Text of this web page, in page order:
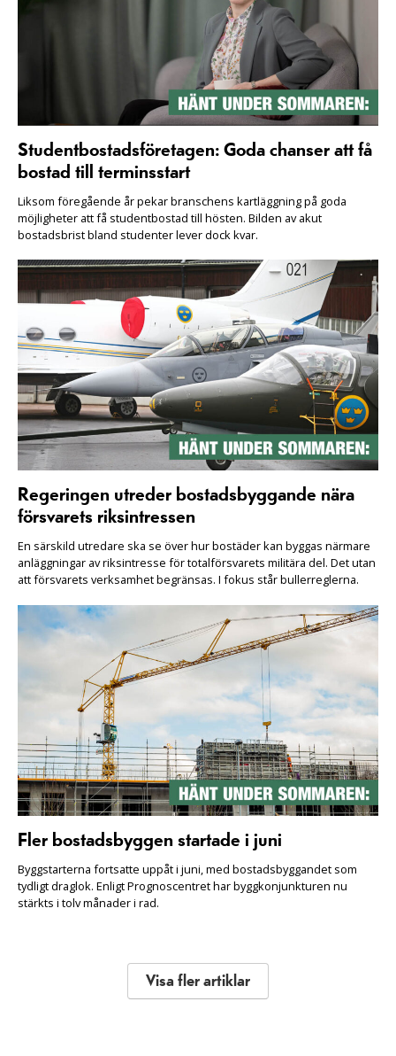
Studentbostadsföretagen: Goda chanser att få
bostad till terminsstart
Liksom föregående år pekar branschens kartläggning på goda
möjligheter att få studentbostad till hösten. Bilden av akut
bostadsbrist bland studenter lever dock kvar.
Regeringen utreder bostadsbyggande nära
försvarets riksintressen
En särskild utredare ska se över hur bostäder kan byggas närmare
anläggningar av riksintresse för totalförsvarets militära del. Det utan
att försvarets verksamhet begränsas. I fokus står bullerreglerna.
Fler bostadsbyggen startade i juni
Byggstarterna fortsatte uppåt i juni, med bostadsbyggandet som
tydligt draglok. Enligt Prognoscentret har byggkonjunkturen nu
stärkts i tolv månader i rad.
Visa fler artiklar